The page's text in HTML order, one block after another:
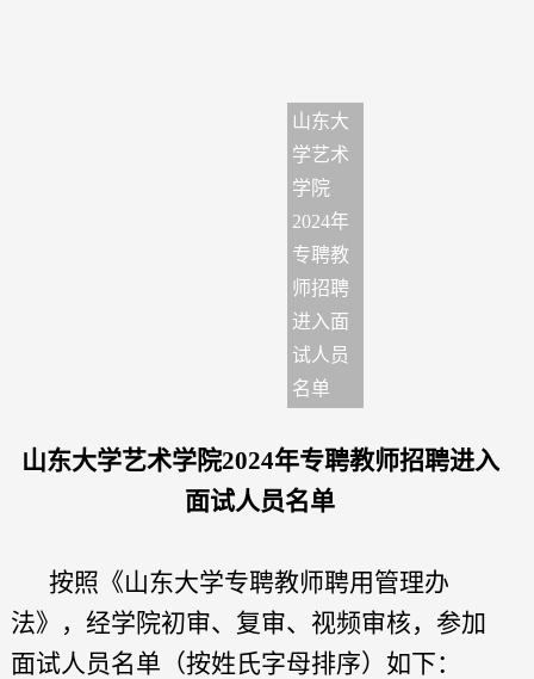
山东大
学艺术
学院
2024年
专聘教
师招聘
进入面
试人员
名单
山东大学艺术学院2024年专聘教师招聘进入
面试人员名单
按照《山东大学专聘教师聘用管理办
法》，经学院初审、复审、视频审核，参加
面试人员名单（按姓氏字母排序）如下：